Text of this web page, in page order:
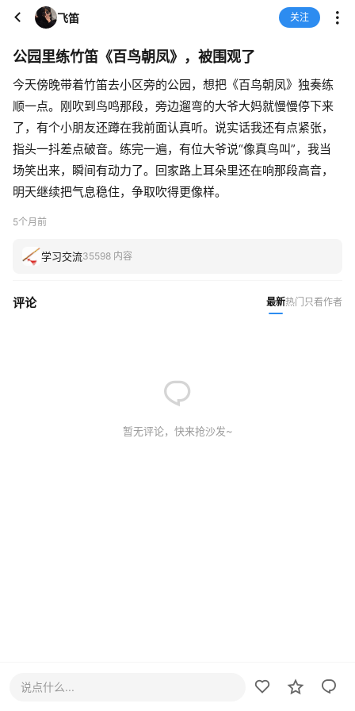
飞笛 关注
公园里练竹笛《百鸟朝凤》，被围观了
今天傍晚带着竹笛去小区旁的公园，想把《百鸟朝凤》独奏练
顺一点。刚吹到鸟鸣那段，旁边遛弯的大爷大妈就慢慢停下来
了，有个小朋友还蹲在我前面认真听。说实话我还有点紧张，
指头一抖差点破音。练完一遍，有位大爷说“像真鸟叫”，我当
场笑出来，瞬间有动力了。回家路上耳朵里还在响那段高音，
明天继续把气息稳住，争取吹得更像样。
5个月前
学习交流35598 内容
评论 最新热门 只看作者
暂无评论，快来抢沙发~
说点什么...